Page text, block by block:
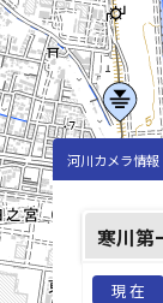
河川カメラ情報
寒川第
現在